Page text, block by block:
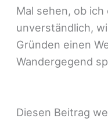
Mal sehen, ob
unverständlich,
Gründen einen
Wandergegend
Diesen Beitrag